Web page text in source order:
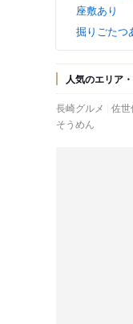
座敷あり
掘りごたつ
人気のエリア
長崎グルメ 佐世
そうめん